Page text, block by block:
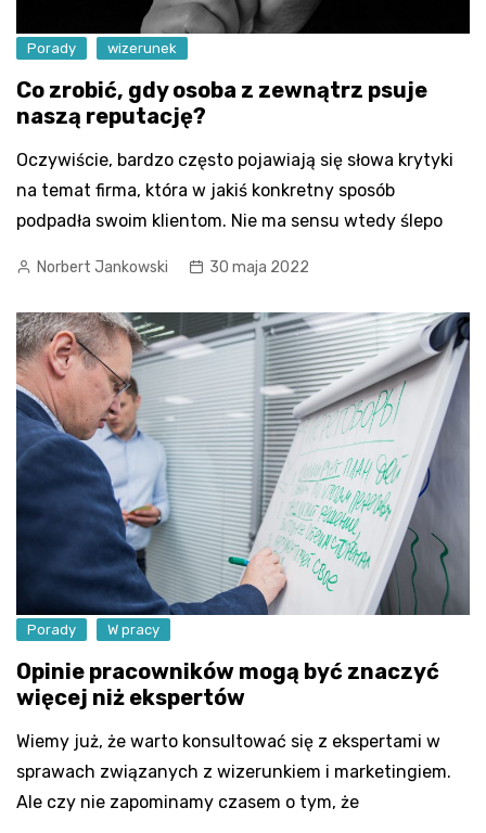
Porady wizerunek
Co zrobić, gdy osoba z zewnątrz psuje
naszą reputację?
Oczywiście, bardzo często pojawiają się słowa krytyki
na temat firma, która w jakiś konkretny sposób
podpadła swoim klientom. Nie ma sensu wtedy ślepo
Norbert Jankowski 30 maja 2022
Porady W pracy
Opinie pracowników mogą być znaczyć
więcej niż ekspertów
Wiemy już, że warto konsultować się z ekspertami w
sprawach związanych z wizerunkiem i marketingiem.
Ale czy nie zapominamy czasem o tym, że